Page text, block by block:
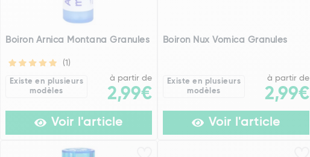
Boiron Arnica Montana Granules
(1)
Existe en plusieurs
modèles
à partir de
2,99€
Voir l'article
Boiron Nux Vomica Granules
Existe en plusieurs
modèles
à partir de
2,99€
Voir l'article